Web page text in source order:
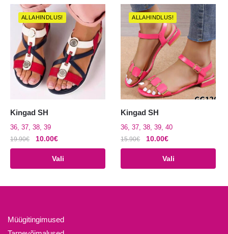
mitu
varianti.
Valikuid
saab
teha
tootelehel.
ALLAHINDLUS!
Kingad SH
36, 37, 38, 39
19.90€
Algne
hind
10.00€Praegune
hind
on:
Vali
tootel
Valikuid
saab
ALLAHINDLUS!
Kingad SH
36, 37, 38, 39, 40
15.90€
Algne
hind
10.00€Praegune
hind
on:
Vali
tootel
Müügitingimused